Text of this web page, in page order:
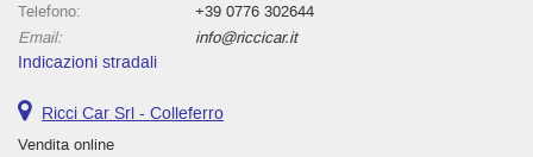
Telefono:
+39 0776 302644
Email:
info@riccicar.it
Indicazioni stradali
Ricci Car Srl - Colleferro
Vendita online